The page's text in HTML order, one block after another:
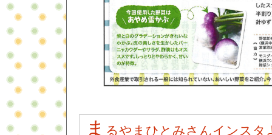
ま るやまひとみさんインスタ